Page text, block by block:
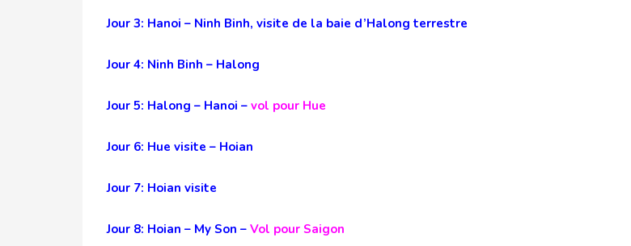
Jour 3: Hanoi – Ninh Binh, visite de la baie d’Halong terrestre
Jour 4: Ninh Binh – Halong
Jour 5: Halong – Hanoi – vol pour Hue
Jour 6: Hue visite – Hoian
Jour 7: Hoian visite
Jour 8: Hoian – My Son – Vol pour Saigon